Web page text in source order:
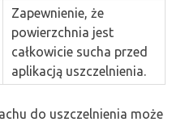
Zapewnienie, że
powierzchnia jest
całkowicie sucha przed
aplikacją uszczelnienia.
do uszczelnienia może